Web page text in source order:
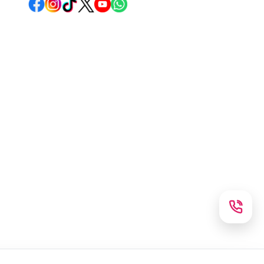
Instagram
TikTok
X WhatsApp